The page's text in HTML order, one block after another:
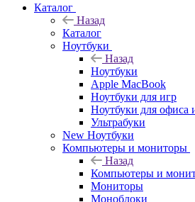
Каталог
Назад
Каталог
Ноутбуки
Назад
Ноутбуки
Apple MacBook
Ноутбуки для игр
Ноутбуки для офиса
Ультрабуки
New Ноутбуки
Компьютеры и мониторы
Назад
Компьютеры и
Мониторы
Моноблоки